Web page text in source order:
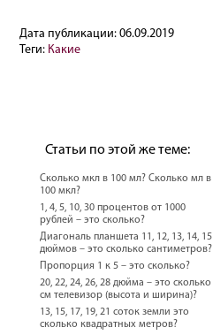
Дата публикации:06.09.2019
Теги: Какие
Статьи по этой же теме:
Сколько мкл в 100 мл? Сколько мл в
100 мкл?
1, 4, 5, 10, 30 процентов от 1000
рублей – это сколько?
Диагональ планшета 11, 12, 13, 14, 15
дюймов – это сколько сантиметров?
Пропорция 1 к 5 – это сколько?
20, 22, 24, 26, 28 дюйма – это сколько
см телевизор (высота и ширина)?
13, 15, 17, 19, 21 соток земли это
сколько квадратных метров?